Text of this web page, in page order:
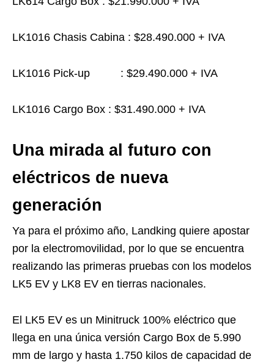
LK1016 Chasis Cabina : $28.490.000 + IVA
LK1016 Pick-up : $29.490.000 + IVA
LK1016 Cargo Box : $31.490.000 + IVA
Una mirada al futuro con
eléctricos de nueva
generación
Ya para el próximo año, Landking quiere apostar
por la electromovilidad, por lo que se encuentra
realizando las primeras pruebas con los modelos
LK5 EV y LK8 EV en tierras nacionales.
El LK5 EV es un Minitruck 100% eléctrico que
llega en una única versión Cargo Box de 5.990
mm de largo y hasta 1.750 kilos de capacidad de